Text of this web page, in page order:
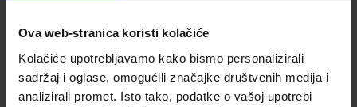
Ova web-stranica koristi kolačiće
Kolačiće upotrebljavamo kako bismo personalizirali
sadržaj i oglase, omogućili značajke društvenih medija i
analizirali promet. Isto tako, podatke o vašoj upotrebi
Nastavni predmet
TALIJANSKI JEZIK
Reg br min
6798